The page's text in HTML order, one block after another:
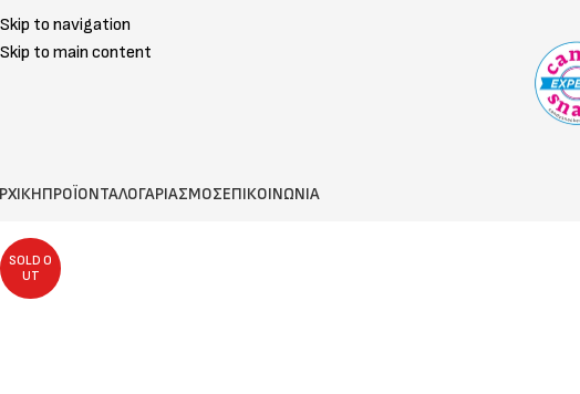
Skip to navigation
Skip to main content
ΠΡΟΪΟΝΤΑΛΟΓΑΡΙΑΣΜΟΣΕΠΙΚΟΙΝΩΝΙΑ
SOLD O
UT